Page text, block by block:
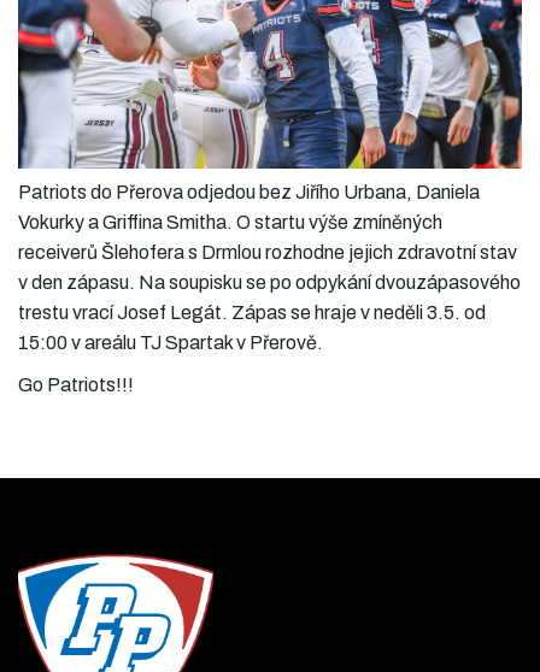
Patriots do Přerova odjedou bez Jiřího Urbana, Daniela
Vokurky a Griffina Smitha. O startu výše zmíněných
receiverů Šlehofera s Drmlou rozhodne jejich zdravotní stav
v den zápasu. Na soupisku se po odpykání dvouzápasového
trestu vrací Josef Legát. Zápas se hraje v neděli 3.5. od
15:00 v areálu TJ Spartak v Přerově.
Go Patriots!!!